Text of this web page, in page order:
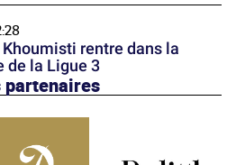
Khoumisti rentre dans la
de la Ligue 3
partenaires